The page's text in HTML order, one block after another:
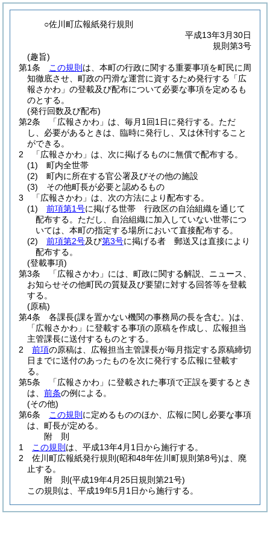
○佐川町広報紙発行規則
平成13年3月30日
規則第3号
(趣旨)
第1条
この規則 は、本町の行政に関する重要事項を町民に周
知徹底させ、町政の円滑な運営に資するため発行する「広
報さかわ」の登載及び配布について必要な事項を定めるも
のとする。
(発行回数及び配布)
第2条
「広報さかわ」は、毎月1回1日に発行する。 ただ
し、必要があるときは、臨時に発行し、又は休刊すること
ができる。
2
「広報さかわ」は、次に掲げるものに無償で配布する。
(1)
町内全世帯
(2)
町内に所在する官公署及びその他の施設
(3)
その他町長が必要と認めるもの
3
「広報さかわ」は、次の方法により配布する。
(1)
前項第1号に掲げる世帯 行政区の自治組織を通じて
配布する。 ただし、自治組織に加入していない世帯につ
いては、本町の指定する場所において直接配布する。
(2)
前項第2号及び第3号に掲げる者 郵送又は直接により
配布する。
(登載事項)
第3条
「広報さかわ」には、町政に関する解説、ニュース、
お知らせその他町民の質疑及び要望に対する回答等を登載
する。
(原稿)
第4条
各課長(課を置かない機関の事務局の長を含む。)は、
「広報さかわ」に登載する事項の原稿を作成し、広報担当
主管課長に送付するものとする。
2
前項の原稿は、広報担当主管課長が毎月指定する原稿締切
日までに送付のあったものを次に発行する広報に登載す
る。
第5条
「広報さかわ」に登載された事項で正誤を要するとき
は、 前条の例による。
(その他)
第6条
この規則 に定めるもののほか、広報に関し必要な事項
は、町長が定める。
附 則
1
この規則 は、平成13年4月1日から施行する。
2
佐川町広報紙発行規則 (昭和48年佐川町規則第8号)は、廃
止する。
附 則(平成19年4月25日規則第21号)
この規則は、平成19年5月1日から施行する。